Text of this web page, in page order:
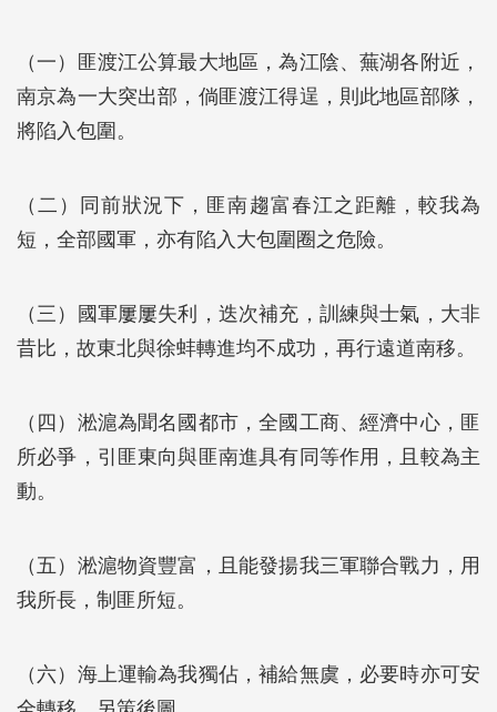
（一）匪渡江公算最大地區，為江陰、蕪湖各附近，
南京為一大突出部，倘匪渡江得逞，則此地區部隊，
將陷入包圍。
（二）同前狀況下，匪南趨富春江之距離，較我為
短，全部國軍，亦有陷入大包圍圈之危險。
（三）國軍屢屢失利，迭次補充，訓練與士氣，大非
昔比，故東北與徐蚌轉進均不成功，再行遠道南移。
（四）淞滬為聞名國都市，全國工商、經濟中心，匪
所必爭，引匪東向與匪南進具有同等作用，且較為主
動。
（五）淞滬物資豐富，且能發揚我三軍聯合戰力，用
我所長，制匪所短。
（六）海上運輸為我獨佔，補給無虞，必要時亦可安